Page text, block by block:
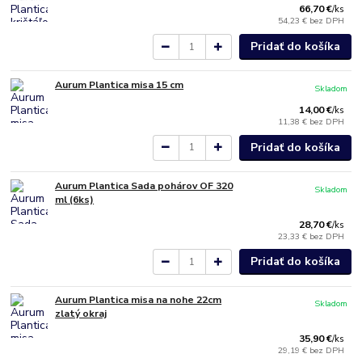
66,70 €/ks
54,23 € bez DPH
Pridať do košíka
Aurum Plantica misa 15 cm
14,00 €/ks
11,38 € bez DPH
Skladom
Pridať do košíka
Aurum Plantica Sada pohárov OF 320
ml (6ks)
28,70 €/ks
23,33 € bez DPH
Skladom
Pridať do košíka
Aurum Plantica misa na nohe 22cm
zlatý okraj
35,90 €/ks
29,19 € bez DPH
Skladom